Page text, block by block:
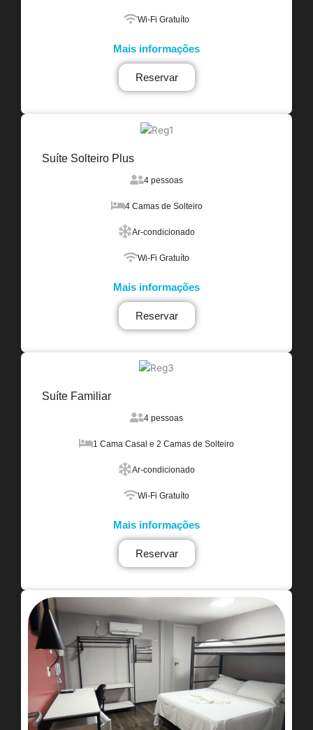
Wi-Fi Gratuíto
Mais informações
Reservar
Suíte Solteiro Plus
4 pessoas
4 Camas de Solteiro
Ar-condicionado
Wi-Fi Gratuíto
Mais informações
Reservar
Suíte Familiar
4 pessoas
1 Cama Casal e 2 Camas de Solteiro
Ar-condicionado
Wi-Fi Gratuíto
Mais informações
Reservar